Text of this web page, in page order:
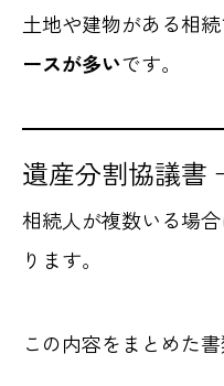
土地や建物がある相続
ースが多いです。
遺産分割協議書
相続人が複数いる場合
ります。
この内容をまとめた